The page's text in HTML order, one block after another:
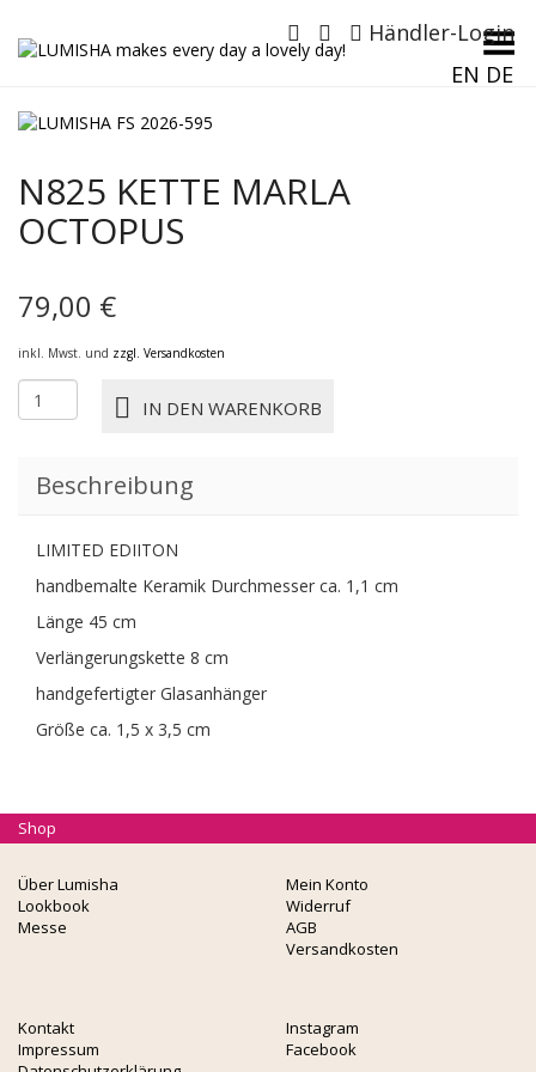
Händler-Login
EN DE
Menü umschalten
N825 KETTE MARLA
OCTOPUS
79,00 €
inkl. Mwst. und zzgl. Versandkosten
N825
KETTE
Menge
IN DEN WARENKORB
Beschreibung
LIMITED EDIITON
handbemalte Keramik Durchmesser ca. 1,1 cm
Länge 45 cm
Verlängerungskette 8 cm
handgefertigter Glasanhänger
Größe ca. 1,5 x 3,5 cm
Über Lumisha
Lookbook
Messe
Mein Konto
Widerruf
AGB
Versandkosten
Kontakt
Impressum
Instagram
Facebook
Shop